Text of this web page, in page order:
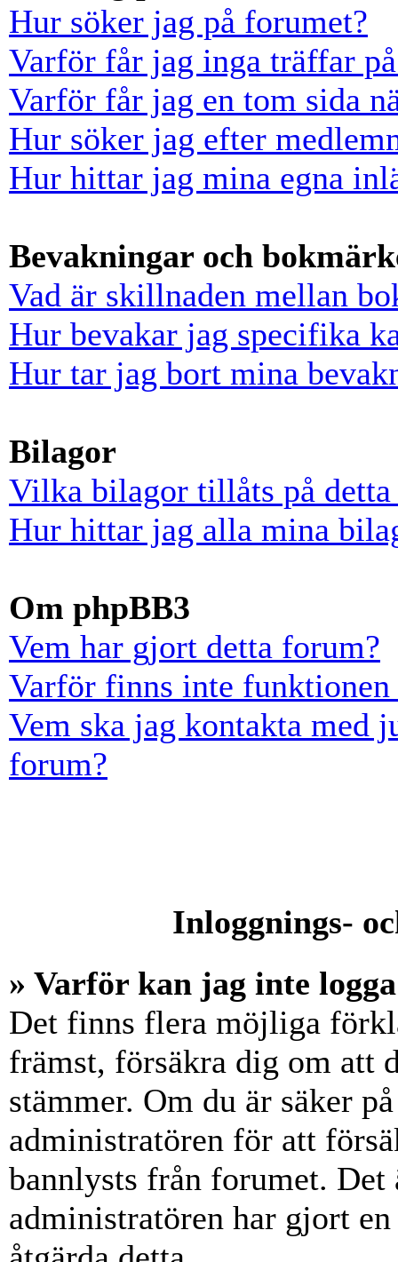
Hur söker jag på forumet?
Varför får jag inga träffar
Varför får jag en tom sida
Hur söker jag efter
Hur hittar jag mina egna
Bevakningar och
Vad är skillnaden mellan
Hur bevakar jag specifika
Hur tar jag bort mina
Bilagor
Vilka bilagor tillåts på
Hur hittar jag alla mina
Om phpBB3
Vem har gjort detta forum?
Varför finns inte funktionen
Vem ska jag kontakta med
forum?
Inloggnings-
» Varför kan jag inte
Det finns flera möjliga
främst, försäkra dig om att
stämmer. Om du är säker
administratören för att
bannlysts från forumet.
administratören har gjort